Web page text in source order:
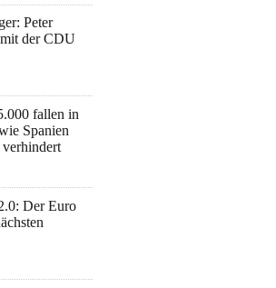
Peter
der CDU
fallen in
Spanien
verhindert
Der Euro